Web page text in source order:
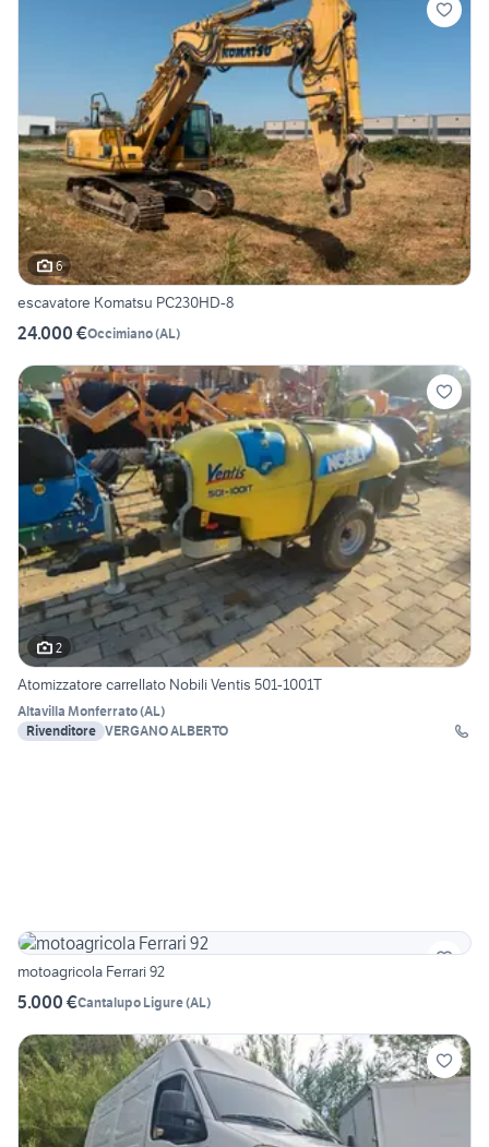
6
escavatore Komatsu PC230HD-8
24.000 €Occimiano(AL)
2
Atomizzatore carrellato Nobili Ventis 501-1001T
Altavilla Monferrato(AL)
Rivenditore VERGANO ALBERTO
motoagricola Ferrari 92
5.000 €Cantalupo Ligure(AL)